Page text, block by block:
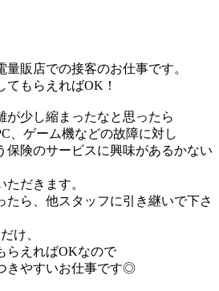
販店での接客のお仕事です。
てもらえればOK！
が少し縮まったなと思ったら
、ゲーム機などの故障に対し
保険のサービスに興味があるかない
だきます。
たら、他スタッフに引き継いで下さ
け、
らえればOKなので
きやすいお仕事です◎